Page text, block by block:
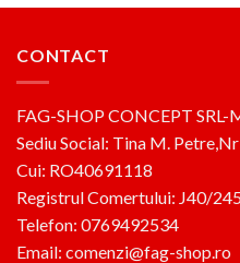
CONTACT
FAG-SHOP CONCEPT
Sediu Social: Tina M. Petre,Nr
Cui: RO40691118
Registrul Comertului: J40/
Telefon: 0769492534
Email: comenzi@fag-shop.ro